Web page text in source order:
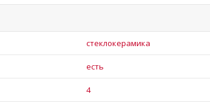
стеклокерамика
есть
4